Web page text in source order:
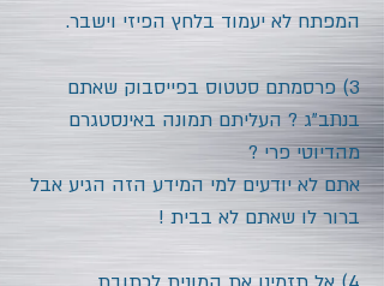
המפתח לא יעמוד בלחץ הפיזי וישבר.
3) פרסמתם סטטוס בפייסבוק שאתם
בנתב"ג ? העליתם תמונה באינסטגרם
מהדיוטי פרי ?
אתם לא יודעים למי המידע הזה הגיע אבל
ברור לו שאתם לא בבית !